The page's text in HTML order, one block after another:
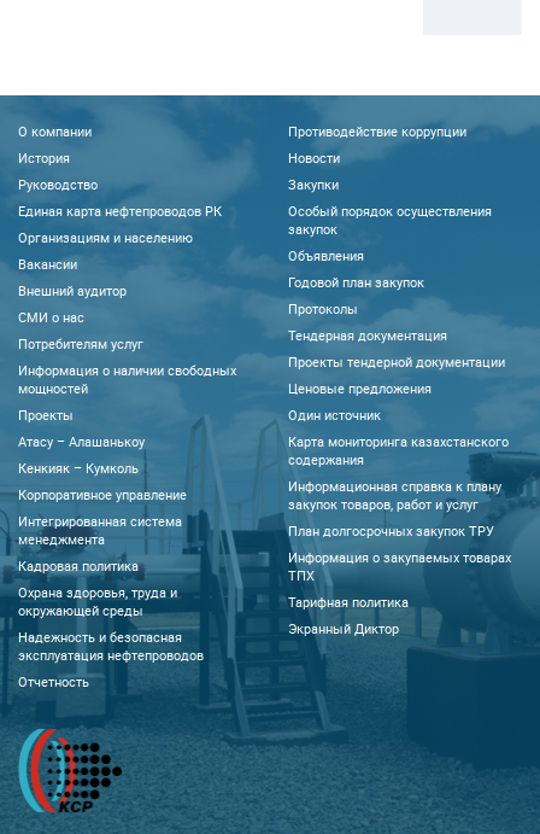
О компании
История
Руководство
Единая карта нефтепроводов РК
Организациям и населению
Вакансии
Внешний аудитор
CМИ о нас
Потребителям услуг
Информация о наличии свободных
мощностей
Проекты
Атасу – Алашанькоу
Кенкияк – Кумколь
Корпоративное управление
Интегрированная система
менеджмента
Кадровая политика
Охрана здоровья, труда и
окружающей среды
Надежность и безопасная
эксплуатация нефтепроводов
Отчетность
Противодействие коррупции
Новости
Закупки
Особый порядок осуществления
закупок
Объявления
Годовой план закупок
Протоколы
Тендерная документация
Проекты тендерной документации
Ценовые предложения
Один источник
Карта мониторинга казахстанского
содержания
Информационная справка к плану
закупок товаров, работ и услуг
План долгосрочных закупок ТРУ
Информация о закупаемых товарах
ТПХ
Тарифная политика
Экранный Диктор